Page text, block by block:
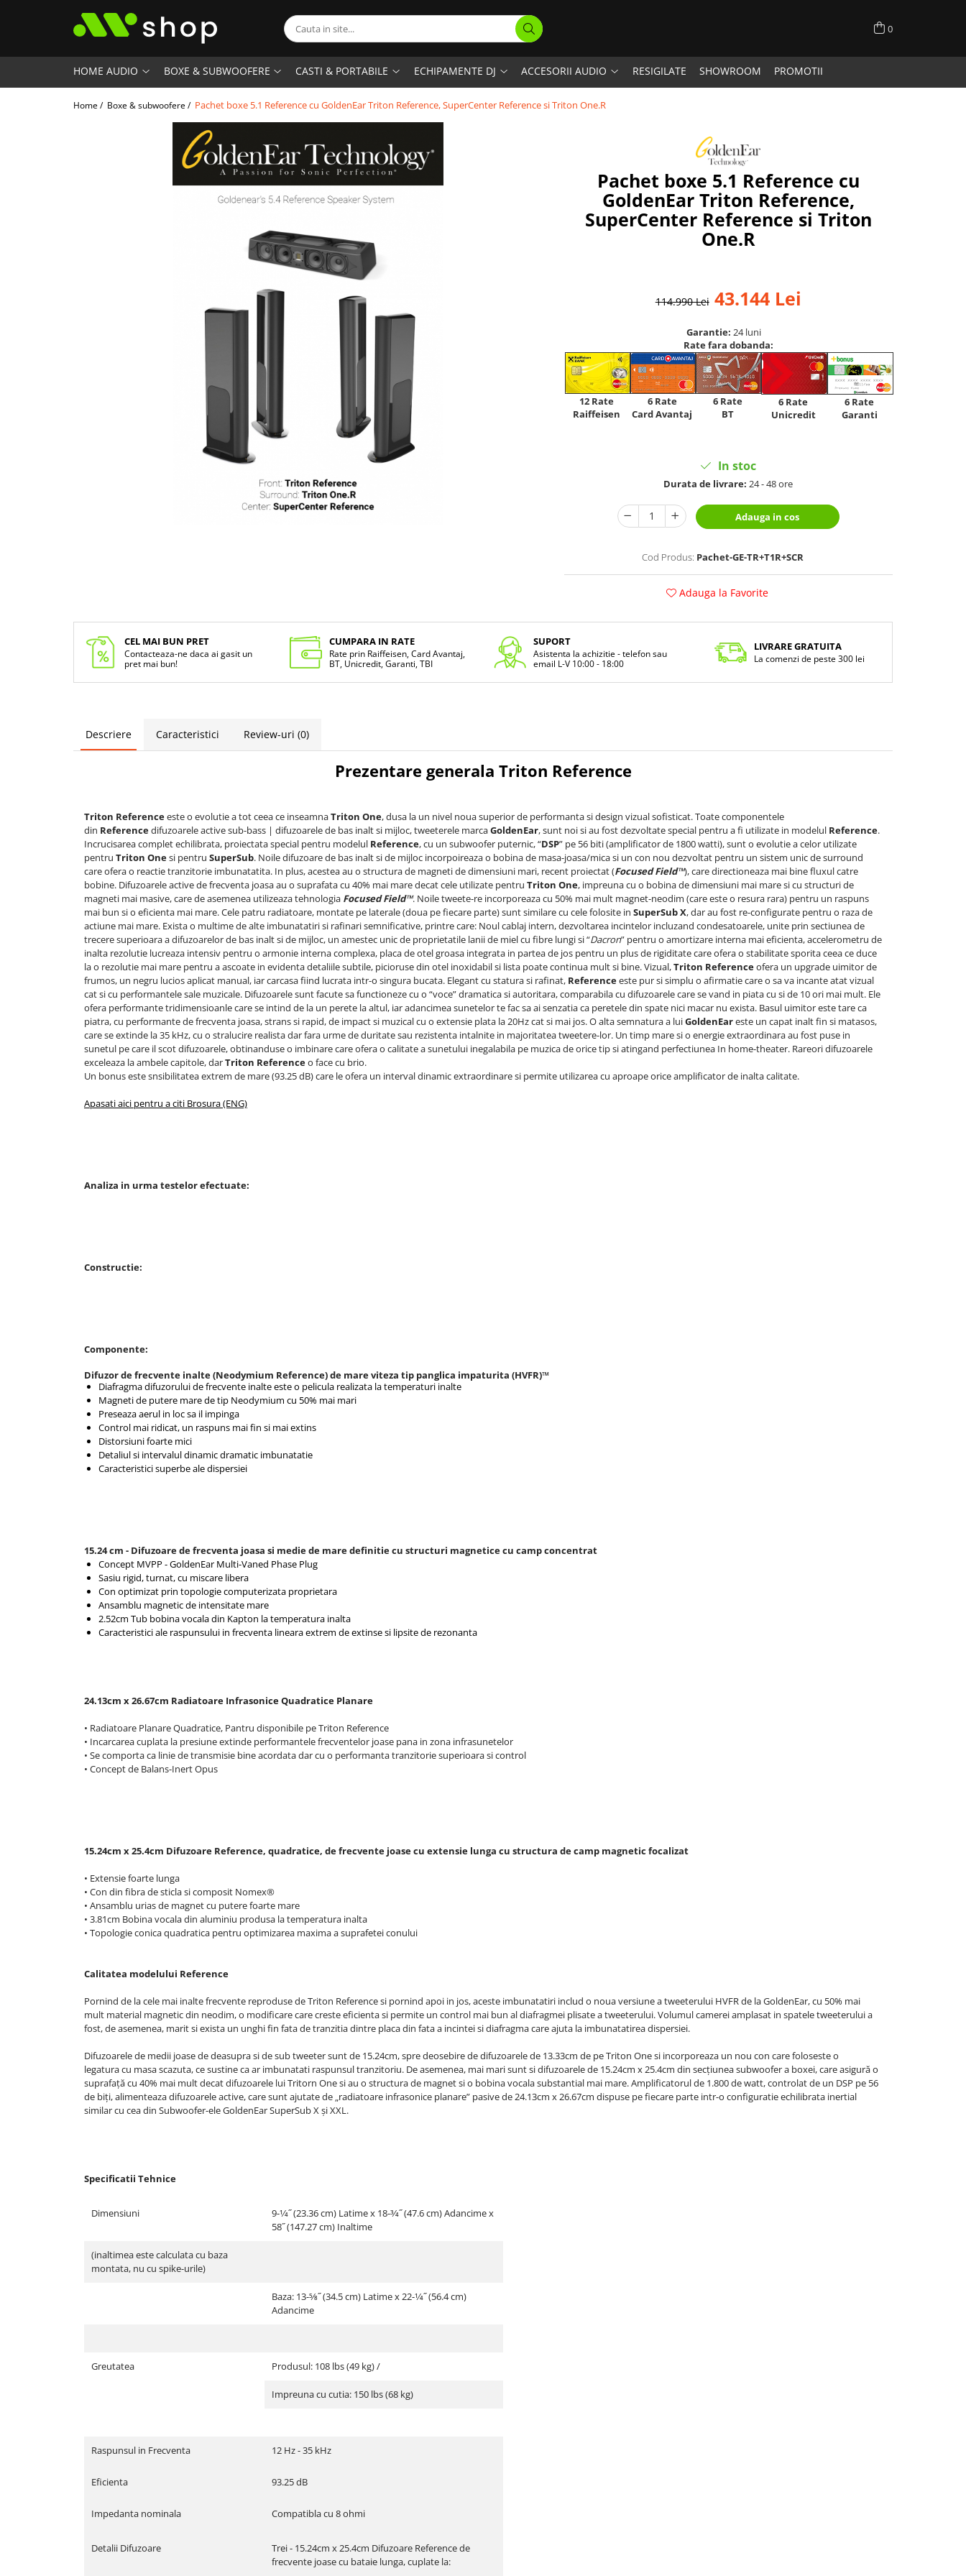
0
HOME AUDIO BOXE & SUBWOOFERE CASTI & PORTABILE ECHIPAMENTE DJ ACCESORII AUDIO RESIGILATE SHOWROOM PROMOTII
Home / Boxe & subwoofere / Pachet boxe 5.1 Reference cu GoldenEar Triton Reference, SuperCenter Reference si Triton One.R
Pachet boxe 5.1 Reference cu
GoldenEar Triton Reference,
SuperCenter Reference si Triton
One.R
114.990 Lei 43.144 Lei
Garantie: 24 luni
Rate fara dobanda:
12 Rate
Raiffeisen
6 Rate
Card Avantaj
6 Rate
BT
6 Rate
Unicredit
6 Rate
Garanti
In stoc
Durata de livrare: 24 - 48 ore
Adauga in cos
Cod Produs: Pachet-GE-TR+T1R+SCR
Adauga la Favorite
CEL MAI BUN PRET
Contacteaza-ne daca ai gasit un
pret mai bun!
CUMPARA IN RATE
Rate prin Raiffeisen, Card Avantaj,
BT, Unicredit, Garanti, TBI
SUPORT
Asistenta la achizitie - telefon sau
email L-V 10:00 - 18:00
LIVRARE GRATUITA
La comenzi de peste 300 lei
Descriere Caracteristici Review-uri (0)
Prezentare generala Triton Reference
Triton Referenceeste o evolutie a tot ceea ce inseamnaTriton One, dusa la un nivel noua superior de performanta si design vizual sofisticat. Toate componentele
din Referencedifuzoarele active sub-bass | difuzoarele de bas inalt si mijloc, tweeterele marcaGoldenEar, sunt noi si au fost dezvoltate special pentru a fi utilizate in modelul Reference.
Incrucisarea complet echilibrata, proiectata special pentru modelul Reference, cu un subwoofer puternic, “DSP” pe 56 biti (amplificator de 1800 watti), sunt o evolutie a celor utilizate
pentru Triton Onesi pentru SuperSub. Noile difuzoare de bas inalt si de mijloc incorpoireaza o bobina de masa-joasa/mica si un con nou dezvoltat pentru un sistem unic de surround
care ofera o reactie tranzitorie imbunatatita. In plus, acestea au o structura de magneti de dimensiuni mari, recent proiectat (Focused Field™), care directioneaza mai bine fluxul catre
bobine. Difuzoarele active de frecventa joasa au o suprafata cu 40% mai mare decat cele utilizate pentru Triton One, impreuna cu o bobina de dimensiuni mai mare si cu structuri de
magneti mai masive, care de asemenea utilizeaza tehnologia Focused Field™. Noile tweete-re incorporeaza cu 50% mai mult magnet-neodim (care este o resura rara) pentru un raspuns
mai bun si o eficienta mai mare. Cele patru radiatoare, montate pe laterale (doua pe fiecare parte) sunt similare cu cele folosite in SuperSub X, dar au fost re-configurate pentru o raza de
actiune mai mare. Exista o multime de alte imbunatatiri si rafinari semnificative, printre care: Noul cablaj intern, dezvoltarea incintelor incluzand condesatoarele, unite prin sectiunea de
trecere superioara a difuzoarelor de bas inalt si de mijloc, un amestec unic de proprietatile lanii de miel cu fibre lungi si “Dacron” pentru o amortizare interna mai eficienta, accelerometru de
inalta rezolutie lucreaza intensiv pentru o armonie interna complexa, placa de otel groasa integrata in partea de jos pentru un plus de rigiditate care ofera o stabilitate sporita ceea ce duce
la o rezolutie mai mare pentru a ascoate in evidenta detaliile subtile, picioruse din otel inoxidabil si lista poate continua mult si bine. Vizual,Triton Referenceofera un upgrade uimitor de
frumos, un negru lucios aplicat manual, iar carcasa fiind lucrata intr-o singura bucata. Elegant cu statura si rafinat, Referenceeste pur si simplu o afirmatie care o sa va incante atat vizual
cat si cu performantele sale muzicale. Difuzoarele sunt facute sa functioneze cu o “voce” dramatica si autoritara, comparabila cu difuzoarele care se vand in piata cu si de 10 ori mai mult. Ele
ofera performante tridimensioanle care se intind de la un perete la altul, iar adancimea sunetelor te fac sa ai senzatia ca peretele din spate nici macar nu exista. Basul uimitor este tare ca
piatra, cu performante de frecventa joasa, strans si rapid, de impact si muzical cu o extensie plata la 20Hz cat si mai jos. O alta semnatura a luiGoldenEareste un capat inalt fin si matasos,
care se extinde la 35 kHz, cu o stralucire realista dar fara urme de duritate sau rezistenta intalnite in majoritatea tweetere-lor. Un timp mare si o energie extraordinara au fost puse in
sunetul pe care il scot difuzoarele, obtinanduse o imbinare care ofera o calitate a sunetului inegalabila pe muzica de orice tip si atingand perfectiunea In home-theater. Rareori difuzoarele
exceleaza la ambele capitole, darTriton Referenceo face cu brio.
Un bonus este snsibilitatea extrem de mare (93.25 dB) care le ofera un interval dinamic extraordinare si permite utilizarea cu aproape orice amplificator de inalta calitate.
Apasati aici pentru a citi Brosura (ENG)
Analiza in urma testelor efectuate:
Constructie:
Componente:
Difuzor de frecvente inalte (Neodymium Reference) de mare viteza tip panglica impaturita (HVFR)™
Diafragma difuzorului de frecvente inalte este o pelicula realizata la temperaturi inalte
Magneti de putere mare de tip Neodymium cu 50% mai mari
Preseaza aerul in loc sa il impinga
Control mai ridicat, un raspuns mai fin si mai extins
Distorsiuni foarte mici
Detaliul si intervalul dinamic dramatic imbunatatie
Caracteristici superbe ale dispersiei
15.24 cm - Difuzoare de frecventa joasa si medie de mare definitie cu structuri magnetice cu camp concentrat
Concept MVPP - GoldenEar Multi-Vaned Phase Plug
Sasiu rigid, turnat, cu miscare libera
Con optimizat prin topologie computerizata proprietara
Ansamblu magnetic de intensitate mare
2.52cm Tub bobina vocala din Kapton la temperatura inalta
Caracteristici ale raspunsului in frecventa lineara extrem de extinse si lipsite de rezonanta
24.13cm x 26.67cm Radiatoare Infrasonice Quadratice Planare
• Radiatoare Planare Quadratice, Pantru disponibile pe Triton Reference
• Incarcarea cuplata la presiune extinde performantele frecventelor joase pana in zona infrasunetelor
• Se comporta ca linie de transmisie bine acordata dar cu o performanta tranzitorie superioara si control
• Concept de Balans-Inert Opus
15.24cm x 25.4cm Difuzoare Reference, quadratice, de frecvente joase cu extensie lunga cu structura de camp magnetic focalizat
• Extensie foarte lunga
• Con din fibra de sticla si composit Nomex®
• Ansamblu urias de magnet cu putere foarte mare
• 3.81cm Bobina vocala din aluminiu produsa la temperatura inalta
• Topologie conica quadratica pentru optimizarea maxima a suprafetei conului
Calitatea modelului Reference
Pornind de la cele mai inalte frecvente reproduse de Triton Reference si pornind apoi in jos, aceste imbunatatiri includ o noua versiune a tweeterului HVFR de la GoldenEar, cu 50% mai
mult material magnetic din neodim, o modificare care creste eficienta si permite un control mai bun al diafragmei plisate a tweeterului. Volumul camerei amplasat in spatele tweeterului a
fost, de asemenea, marit si exista un unghi fin fata de tranzitia dintre placa din fata a incintei si diafragma care ajuta la imbunatatirea dispersiei.
Difuzoarele de medii joase de deasupra si de sub tweeter sunt de 15.24cm, spre deosebire de difuzoarele de 13.33cm de pe Triton One si incorporeaza un nou con care foloseste o
legatura cu masa scazuta, ce sustine ca ar imbunatati raspunsul tranzitoriu. De asemenea, mai mari sunt si difuzoarele de 15.24cm x 25.4cm din secțiunea subwoofer a boxei, care asigură o
suprafață cu 40% mai mult decat difuzoarele lui Tritorn One si au o structura de magnet si o bobina vocala substantial mai mare. Amplificatorul de 1.800 de watt, controlat de un DSP pe 56
de biți, alimenteaza difuzoarele active, care sunt ajutate de „radiatoare infrasonice planare” pasive de 24.13cm x 26.67cm dispuse pe fiecare parte intr-o configuratie echilibrata inertial
similar cu cea din Subwoofer-ele GoldenEar SuperSub X și XXL.
Specificatii Tehnice
Dimensiuni
9-1⁄4˝ (23.36 cm) Latime x 18-3⁄4˝ (47.6 cm) Adancime x
58˝ (147.27 cm) Inaltime
(inaltimea este calculata cu baza
montata, nu cu spike-urile)
Baza: 13-5⁄8˝ (34.5 cm) Latime x 22-1⁄4˝ (56.4 cm)
Adancime
Greutatea Produsul: 108 lbs (49 kg) /
Impreuna cu cutia: 150 lbs (68 kg)
Raspunsul in Frecventa 12 Hz - 35 kHz
Eficienta 93.25 dB
Impedanta nominala Compatibla cu 8 ohmi
Detalii Difuzoare
Trei - 15.24cm x 25.4cm Difuzoare Reference de
frecvente joase cu bataie lunga, cuplate la: